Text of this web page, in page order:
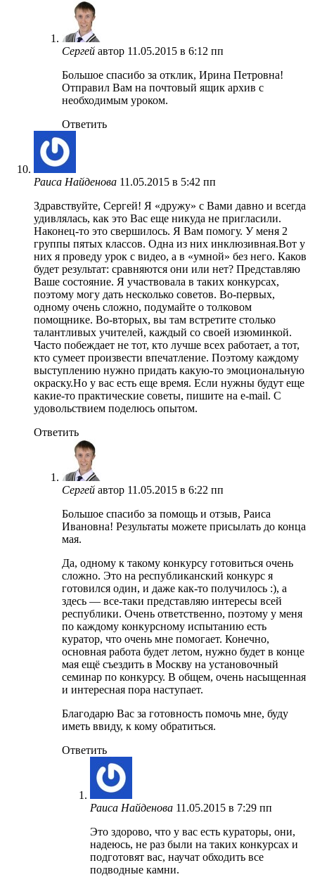
Сергей автор 11.05.2015 в 6:12 пп
Большое спасибо за отклик, Ирина Петровна!
Отправил Вам на почтовый ящик архив с
необходимым уроком.
Ответить
Раиса Найденова 11.05.2015 в 5:42 пп
Здравствуйте, Сергей! Я «дружу» с Вами давно и всегда
удивлялась, как это Вас еще никуда не пригласили.
Наконец-то это свершилось. Я Вам помогу. У меня 2
группы пятых классов. Одна из них инклюзивная.Вот у
них я проведу урок с видео, а в «умной» без него. Каков
будет результат: сравняются они или нет? Представляю
Ваше состояние. Я участвовала в таких конкурсах,
поэтому могу дать несколько советов. Во-первых,
одному очень сложно, подумайте о толковом
помощнике. Во-вторых, вы там встретите столько
талантливых учителей, каждый со своей изюминкой.
Часто побеждает не тот, кто лучше всех работает, а тот,
кто сумеет произвести впечатление. Поэтому каждому
выступлению нужно придать какую-то эмоциональную
окраску.Но у вас есть еще время. Если нужны будут еще
какие-то практические советы, пишите на e-mail. С
удовольствием поделюсь опытом.
Ответить
Сергей автор 11.05.2015 в 6:22 пп
Большое спасибо за помощь и отзыв, Раиса
Ивановна! Результаты можете присылать до конца
мая.
Да, одному к такому конкурсу готовиться очень
сложно. Это на республиканский конкурс я
готовился один, и даже как-то получилось :), а
здесь — все-таки представляю интересы всей
республики. Очень ответственно, поэтому у меня
по каждому конкурсному испытанию есть
куратор, что очень мне помогает. Конечно,
основная работа будет летом, нужно будет в конце
мая ещё съездить в Москву на установочный
семинар по конкурсу. В общем, очень насыщенная
и интересная пора наступает.
Благодарю Вас за готовность помочь мне, буду
иметь ввиду, к кому обратиться.
Ответить
Раиса Найденова 11.05.2015 в 7:29 пп
Это здорово, что у вас есть кураторы, они,
надеюсь, не раз были на таких конкурсах и
подготовят вас, научат обходить все
подводные камни.